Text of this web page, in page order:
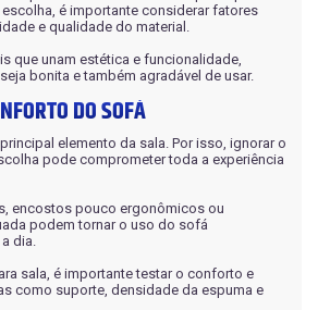
é importante considerar fatores
e qualidade do material.
que unam estética e funcionalidade,
bonita e também agradável de usar.
DO SOFÁ
elemento da sala. Por isso, ignorar o
pode comprometer toda a experiência
encostos pouco ergonômicos ou
podem tornar o uso do sofá
dia.
sala, é importante testar o conforto e
como suporte, densidade da espuma e